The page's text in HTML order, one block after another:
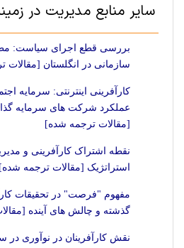
سایر منابع مديريت در
بررسی قطع اجرای سیاست:
سازمانی در انگلستان [مقالات
کارآفرینی اینترنتی: سرمایه
عملکرد شرکت های سرمایه
[مقالات ترجمه شده]
نقطه اشتراک کارآفرینی و
استراتژیک [مقالات ترجمه شده]
مفهوم "فرصت" در تحقیقات
گذشته و چالش های آینده
نقش کارآفرینان در نوآوری در